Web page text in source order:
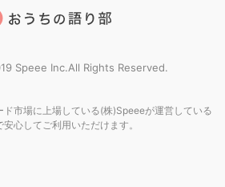
Speee Inc.All Rights Reserved.
ド市場に上場している(株)Speeeが運営している
心してご利用いただけます。